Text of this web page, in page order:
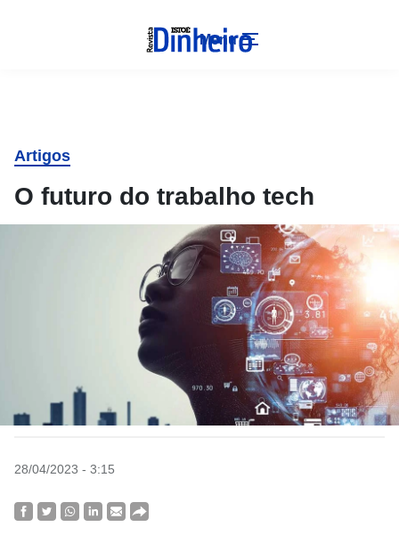
Menu
Artigos
O futuro do trabalho tech
28/04/2023 - 3:15